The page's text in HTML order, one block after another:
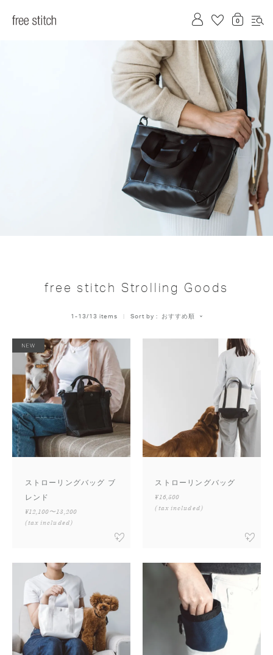
free stitch Strolling Goods
1 - 13/ 13 items Sort by おすすめ順
ストローリングバッグ ブ
レンド
¥12,100〜13,200
(tax included)
ストローリングバッグ
¥16,500
(tax included)